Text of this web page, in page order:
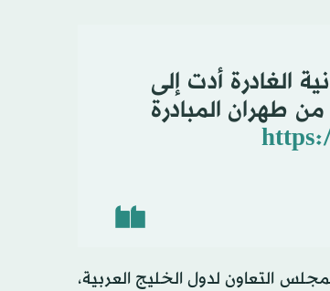
الغادرة أدت إلى
طهران المبادرة
التعاون لدول الخليج العربية،